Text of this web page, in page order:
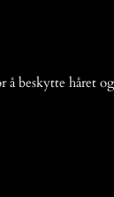
beskytte håret